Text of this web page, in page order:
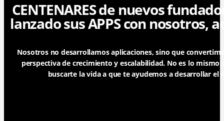
CENTENARES de nuevos
lanzado sus APPS con nosotros,
Nosotros no desarrollamos aplicaciones, sino que
perspectiva de crecimiento y escalabilidad. No es lo mismo
buscarte la vida a que te ayudemos a desarrollar el